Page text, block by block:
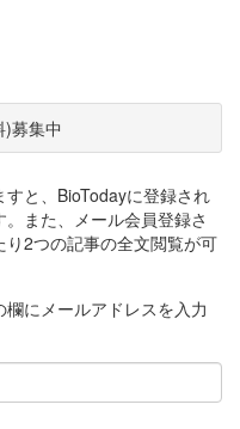
)募集中
と、BioTodayに登録され
また、メール会員登録さ
2つの記事の全文閲覧が可
にメールアドレスを入力